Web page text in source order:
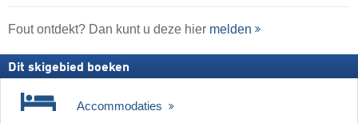
Fout ontdekt? Dan kunt u deze hier melden
Dit skigebied boeken
Accommodaties